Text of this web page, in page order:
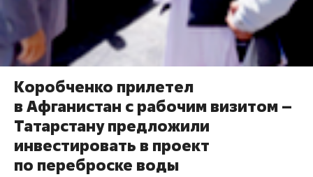
Коробченко прилетел
в Афганистан с рабочим визитом –
Татарстану предложили
инвестировать в проект
по переброске воды